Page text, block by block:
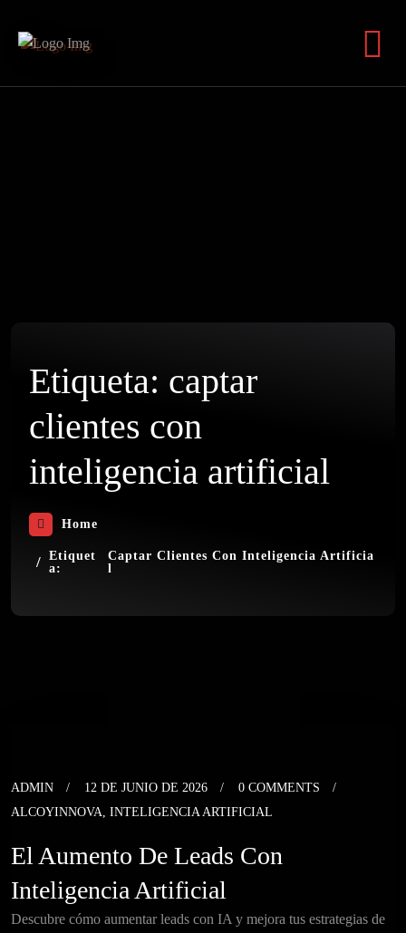
Etiqueta: captar
clientes con
inteligencia artificial
Home
Etiquet
A:
Captar Clientes Con Inteligencia Artificia
L
ADMIN 12 DE JUNIO DE 2026
0 COMMENTS
ALCOYINNOVA, INTELIGENCIA ARTIFICIAL
El Aumento De Leads Con
Inteligencia Artificial
Descubre cómo aumentar leads con IA y mejora tus estrategias de